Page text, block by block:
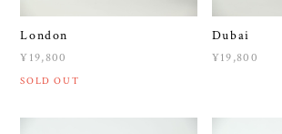
London
¥19,800
SOLD OUT
Dubai
¥19,800